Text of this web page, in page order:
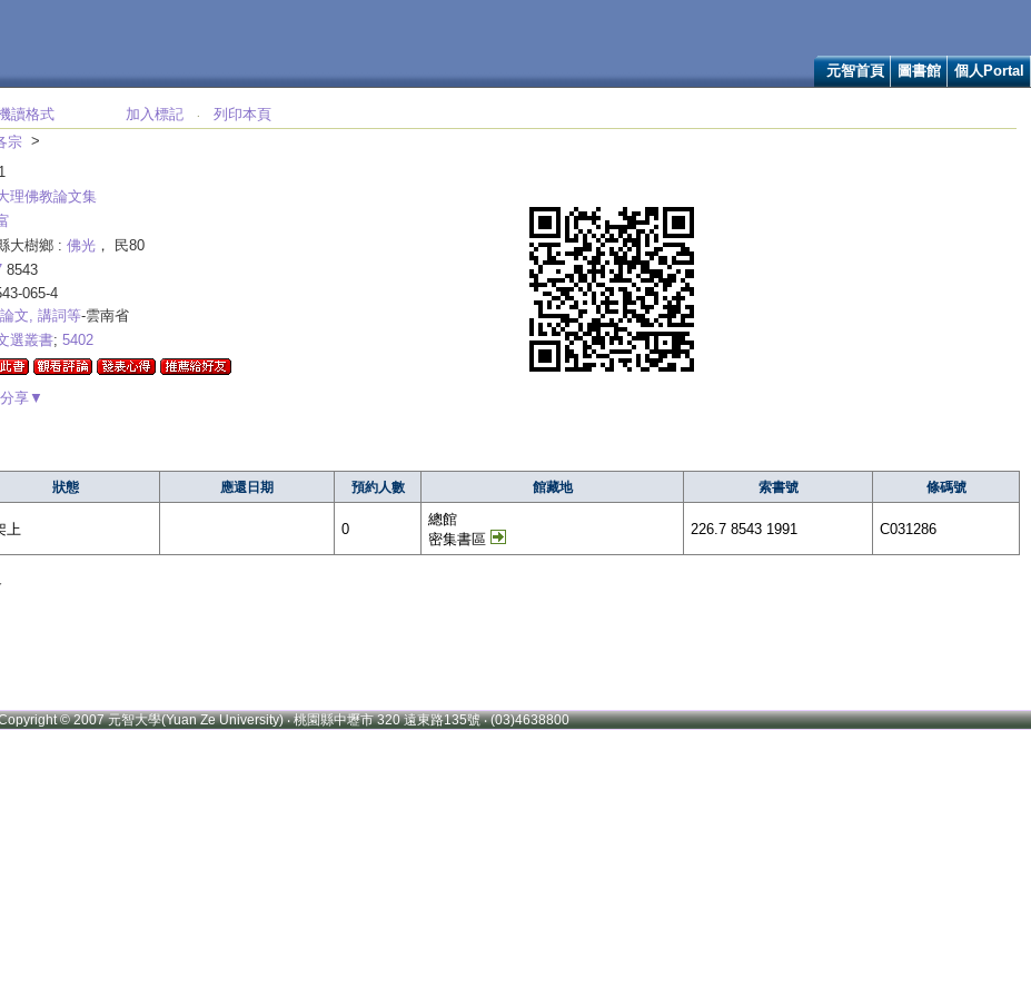
元智首頁 圖書館 個人Portal
讀格式 加入標記 ‧
列印本頁
宗 >
理佛教論文集
大樹鄉 : 佛光 ， 民80
8543
065-4
論文, 講詞等-雲南省
選叢書; 5402
分享▼
狀態 應還日期 預約人數 館藏地 索書號 條碼號
上 0
總館
密集書區
226.7 8543 1991 C031286
© 2007 元智大學(Yuan Ze University) ‧ 桃園縣中壢市 320 遠東路135號 ‧ (03)4638800